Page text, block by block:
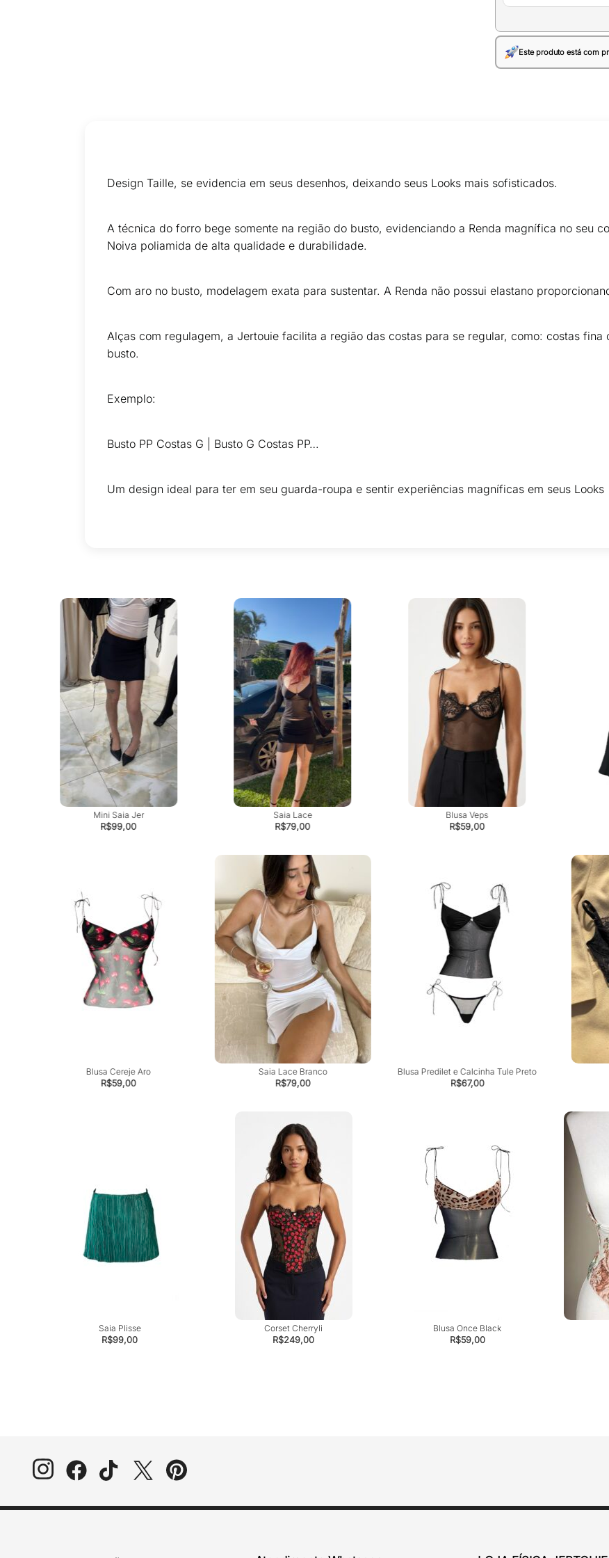
Este produto está com
Design Taille, se evidencia em seus desenhos, deixando seus Looks mais sofisticados.
A técnica do forro bege somente na região do busto, evidenciando a Renda magnífica no seu
Noiva poliamida de alta qualidade e durabilidade.
Com aro no busto, modelagem exata para sustentar. A Renda não possui elastano
Alças com regulagem, a Jertouie facilita a região das costas para se regular, como: costas fina
busto.
Exemplo:
Busto PP Costas G | Busto G Costas PP…
Um design ideal para ter em seu guarda-roupa e sentir experiências magníficas em seus Looks
Mini Saia Jer
R$99,00
Saia Lace
R$79,00
Blusa Veps
R$59,00
Blusa Predilet e Calcinha Tule Preto
R$67,00
Saia Lace Branco
R$79,00
Blusa Cereje Aro
R$59,00
Saia Plisse
R$99,00
Corset Cherryli
R$249,00
Blusa Once Black
R$59,00